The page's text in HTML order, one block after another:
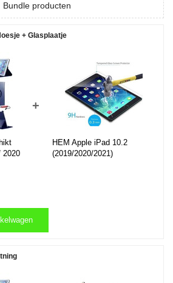
Bundle producten
+ Glasplaatje
2020
-
/ 8e
+
HEM Apple iPad 10.2
(2019/2020/2021)